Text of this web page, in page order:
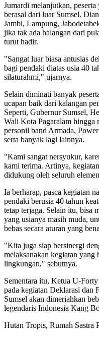
Jumardi melanjutkan,
berasal dari luar Sumsel.
Jambi, Lampung,
jika tak ada halangan dari
turut hadir.
"Sangat luar biasa antusias
bagi pendaki diatas usia 40
silaturahmi," ujarnya.
Selain diminati banyak
ucapan baik dari kalangan
Seperti, Gubernur Sumsel,
Wali Kota Pagaralam hingga
personil band Armada,
serta banyak lagi lainnya.
"Kami sangat nersyukur,
kami terima. Artinya,
didukung oleh seluruh
Ia berharap, pasca kegiatan
pendaki berusia 40 tahun
tetap terjaga. Selain itu, bisa
yang usianya masih muda,
bebas secara aturan yang
"Kita juga siap bersinergi
melaksanakan kegiatan yang
lingkungan," sebutnya.
Sementara itu, Ketua U-
pada kegiatan Deklarasi
Sumsel akan dimeriahkan
legendaris Indonesia Kang
Hutan Tropis, Rumah Sastra